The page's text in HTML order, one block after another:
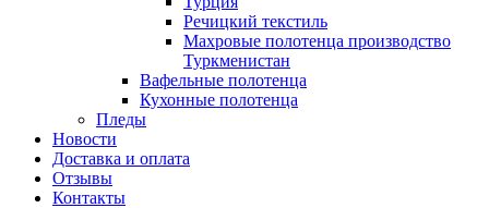
Речицкий текстиль
Махровые полотенца производство
Туркменистан
Вафельные полотенца
Кухонные полотенца
Пледы
Новости
Доставка и оплата
Отзывы
Контакты